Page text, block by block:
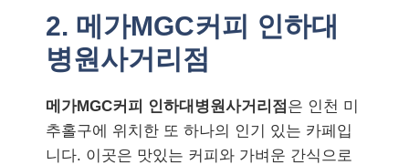
2. 메가MGC커피 인하대
병원사거리점
메가MGC커피 인하대병원사거리점 은 인천 미
추홀구에 위치한 또 하나의 인기 있는 카페입
니다. 이곳은 맛있는 커피와 가벼운 간식으로